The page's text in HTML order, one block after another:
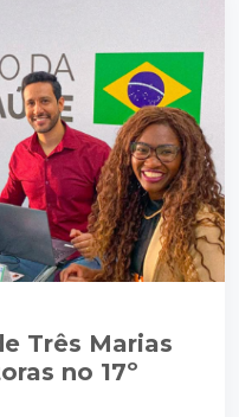
Três Marias
no 17º